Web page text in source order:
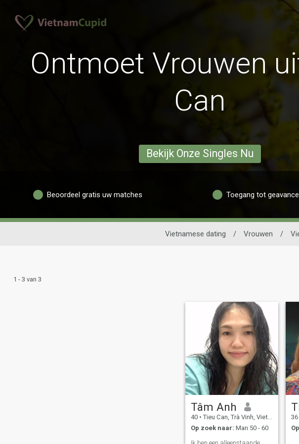
Ontmoet Vrouwen
Can
Bekijk Onze Singles Nu
Beoordeel gratis uw matches Toegang tot
Vietnamese dating / Vrouwen /
1 - 3 van 3
Tâm Anh
40 • Tieu Can, Trà Vinh, Vietnam
Op zoek naar: Man 50 - 60
36